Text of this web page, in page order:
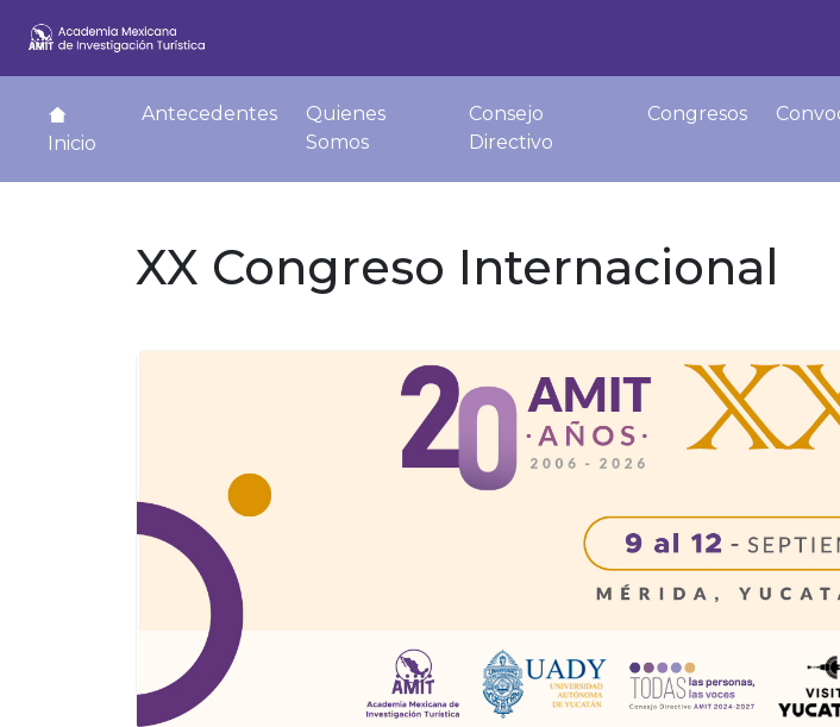
Inicio
Antecedentes
Quienes
Somos
Consejo
Directivo
Congresos
XX Congreso Internacional